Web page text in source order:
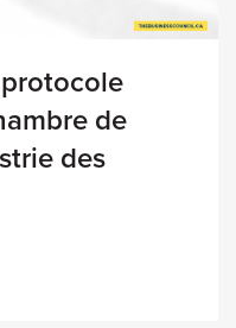
de
des